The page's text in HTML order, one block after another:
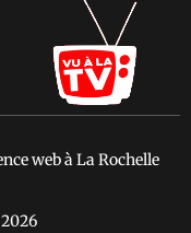
web à La Rochelle